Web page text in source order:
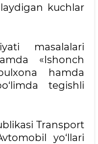
kuchlar
masalalari
«Ishonch
hamda
tegishli
Transport
yo‘llari